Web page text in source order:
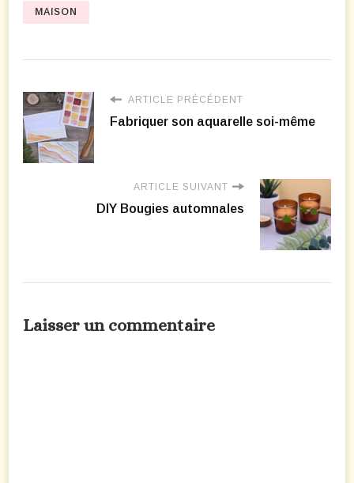
MAISON
ARTICLE PRÉCÉDENT
Fabriquer son aquarelle soi-même
ARTICLE SUIVANT
DIY Bougies automnales
Laisser un commentaire